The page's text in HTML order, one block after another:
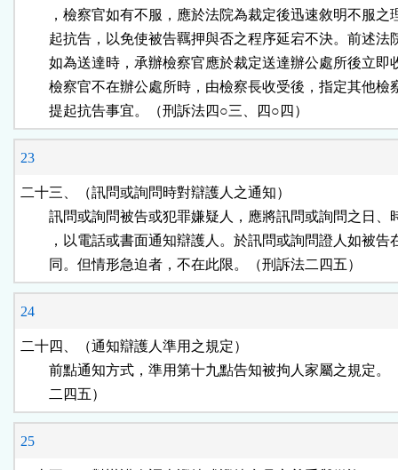
，檢察官如有不服，應於法院為裁定後迅速敘明不服之
起抗告，以免使被告羈押與否之程序延宕不決。前述法
如為送達時，承辦檢察官應於裁定送達辦公處所後立即
檢察官不在辦公處所時，由檢察長收受後，指定其他檢
        提起抗告事宜。（刑訴法四○三、四○四）
23
二十三、（訊問或詢問時對辯護人之通知）
訊問或詢問被告或犯罪嫌疑人，應將訊問或詢問之日、
，以電話或書面通知辯護人。於訊問或詢問證人如被告
        同。但情形急迫者，不在此限。（刑訴法二四五）
24
二十四、（通知辯護人準用之規定）
前點通知方式，準用第十九點告知被拘人家屬之規定。
        二四五）
25